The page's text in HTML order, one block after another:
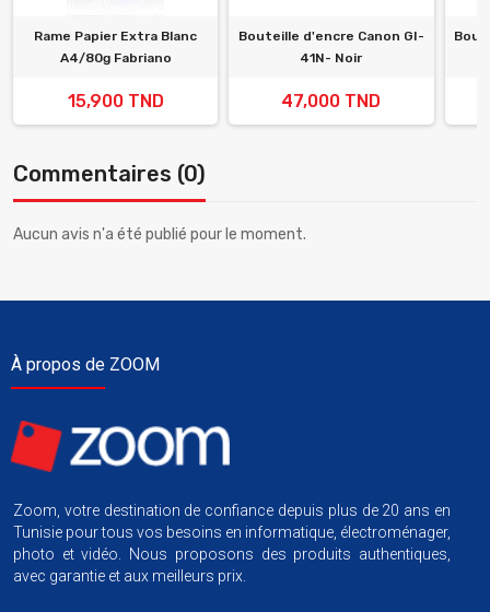
Rame Papier Extra Blanc
A4/80g Fabriano
15,900 TND
Bouteille d'encre Canon GI-
41N- Noir
47,000 TND
Commentaires (0)
Aucun avis n'a été publié pour le moment.
À propos de ZOOM
Zoom, votre destination de confiance depuis plus de 20 ans en
Tunisie pour tous vos besoins en informatique, électroménager,
photo et vidéo. Nous proposons des produits authentiques,
avec garantie et aux meilleurs prix.